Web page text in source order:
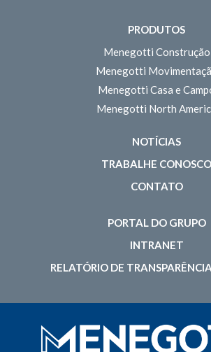
PRODUTOS
Menegotti Construção
Menegotti
Menegotti Casa e
Menegotti North
NOTÍCIAS
TRABALHE CONOSCO
CONTATO
PORTAL DO GRUPO
INTRANET
RELATÓRIO DE